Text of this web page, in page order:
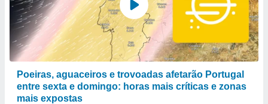
Poeiras, aguaceiros e trovoadas afetarão Portugal
entre sexta e domingo: horas mais críticas e zonas
mais expostas